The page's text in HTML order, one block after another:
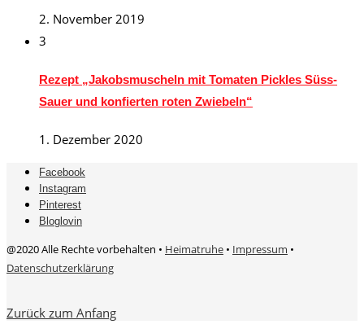
2. November 2019
3
Rezept „Jakobsmuscheln mit Tomaten Pickles Süss-
Sauer und konfierten roten Zwiebeln“
1. Dezember 2020
Facebook
Instagram
Pinterest
Bloglovin
@2020 Alle Rechte vorbehalten • Heimatruhe • Impressum •
Datenschutzerklärung
Zurück zum Anfang